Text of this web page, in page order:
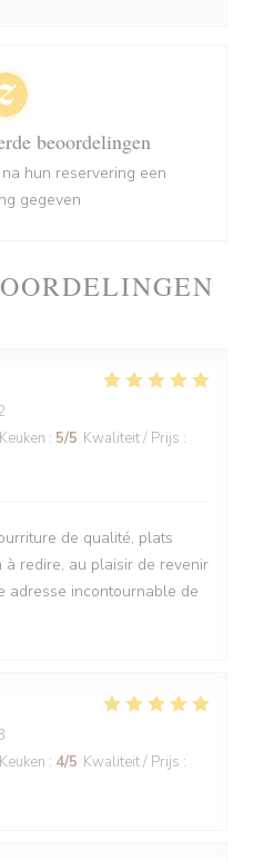
Keuken : 5/5 Kwaliteit / Prijs :
de qualité, plats
à redire, au plaisir de revenir
adresse incontournable de
Keuken : 4/5 Kwaliteit / Prijs :
beoordelingen
hun reservering een
gegeven